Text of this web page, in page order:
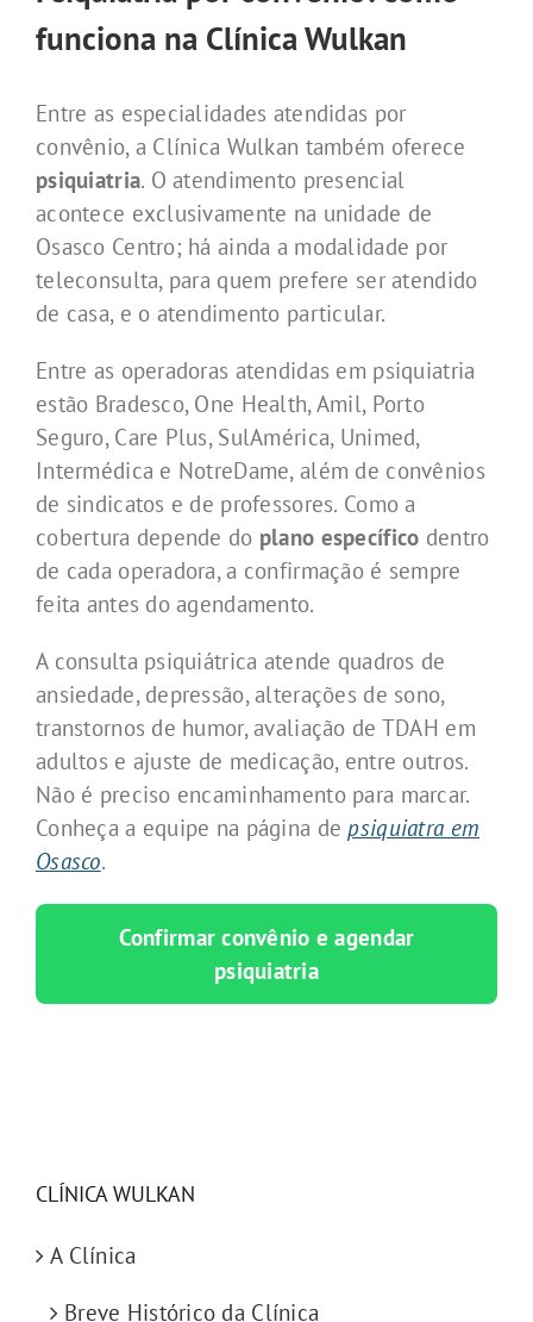
funciona na Clínica Wulkan
Entre as especialidades atendidas por
convênio, a Clínica Wulkan também oferece
psiquiatria. O atendimento presencial
acontece exclusivamente na unidade de
Osasco Centro; há ainda a modalidade por
teleconsulta, para quem prefere ser atendido
de casa, e o atendimento particular.
Entre as operadoras atendidas em psiquiatria
estão Bradesco, One Health, Amil, Porto
Seguro, Care Plus, SulAmérica, Unimed,
Intermédica e NotreDame, além de convênios
de sindicatos e de professores. Como a
cobertura depende do plano específico dentro
de cada operadora, a confirmação é sempre
feita antes do agendamento.
A consulta psiquiátrica atende quadros de
ansiedade, depressão, alterações de sono,
transtornos de humor, avaliação de TDAH em
adultos e ajuste de medicação, entre outros.
Não é preciso encaminhamento para marcar.
Conheça a equipe na página depsiquiatra em
Osasco.
Confirmar convênio e agendar
psiquiatria
CLÍNICA WULKAN
A Clínica
Breve Histórico da Clínica